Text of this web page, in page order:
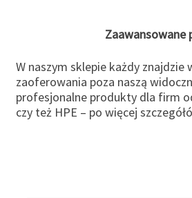
W naszym sklepie każdy
zaoferowania poza naszą
profesjonalne produkty dla firm
czy też HPE – po więcej